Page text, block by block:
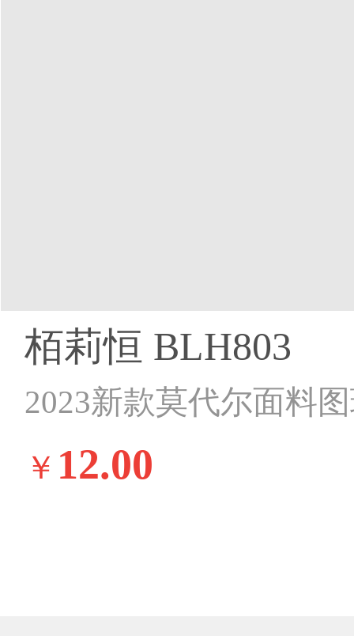
栢莉恒 BLH803
2023新款莫代尔面料
￥ 12.00